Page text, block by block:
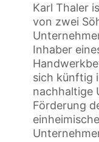
Karl Thaler
von zwei
Inhaber
sich künftig
nachhaltige
Förderung